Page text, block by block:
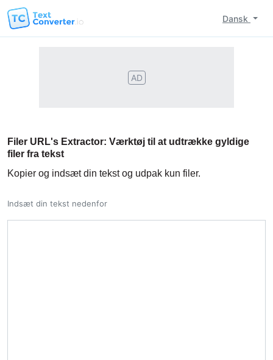
Dansk
AD
Filer URL's Extractor: Værktøj til at udtrække gyldige
filer fra tekst
Kopier og indsæt din tekst og udpak kun filer.
Indsæt din tekst nedenfor